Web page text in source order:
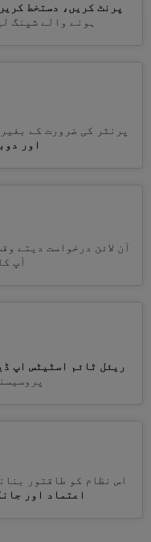
پرنٹ کریں، دستخط
ہونے والے شپنگ
پرنٹر کی ضرورت کے بغیر
اور
آن لائن درخواست دیتے
آپ
ریئل ٹائم اسٹیٹس اپ
اس نظام کو طاقتور
اعتماد اور